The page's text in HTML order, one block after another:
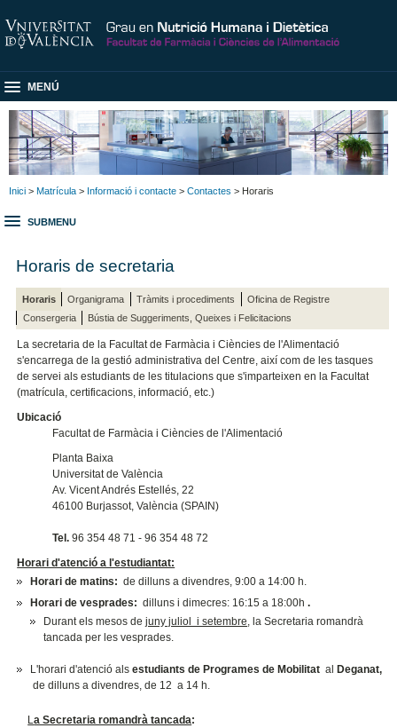
MENÚ
Inici > Matrícula > Informació i contacte > Contactes > Horaris
SUBMENU
Horaris de secretaria
Horaris Organigrama Tràmits i procediments
Oficina de Registre
Consergeria
Bústia de Suggeriments, Queixes i Felicitacions
La secretaria de la Facultat de Farmàcia i Ciències de l'Alimentació
s'encarrega de la gestió administrativa del Centre, així com de les tasques
de servei als estudiants de les titulacions que s'imparteixen en la Facultat
(matrícula, certificacions, informació, etc.)
Ubicació
Facultat de Farmàcia i Ciències de l'Alimentació
Planta Baixa
Universitat de València
Av. Vicent Andrés Estellés, 22
46100 Burjassot, València (SPAIN)
Tel. 96 354 48 71 - 96 354 48 72
Horari d'atenció a l'estudiantat:
Horari de matins: de dilluns a divendres, 9:00 a 14:00 h.
Horari de vesprades: dilluns i dimecres: 16:15 a 18:00h.
Durant els mesos dejuny juliol i setembre, la Secretaria romandrà
tancada per les vesprades.
L'horari d'atenció alsestudiants de Programes de Mobilitat al Deganat,
de dilluns a divendres, de 12 a 14 h.
La Secretaria romandrà tancada: